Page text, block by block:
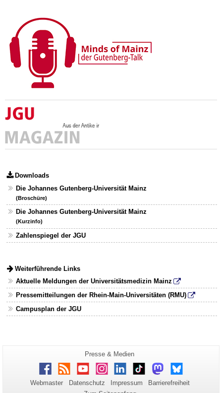
Downloads
Die Johannes Gutenberg-Universität Mainz
(Broschüre)
Die Johannes Gutenberg-Universität Mainz
(Kurzinfo)
Zahlenspiegel der JGU
Weiterführende Links
Aktuelle Meldungen der Universitätsmedizin Mainz
Pressemitteilungen der Rhein-Main-Universitäten (RMU)
Campusplan der JGU
Zusätzliche
Informationen
zu
dieser
Seiten-
Name:
Presse & Medien
Facebook
RSS YoutubeInstagram
LinkedInTikTokMastodonBluesky
Webmaster Datenschutz Impressum
Barrierefreiheit